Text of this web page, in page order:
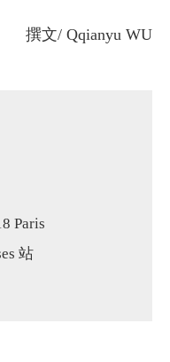
撰文/ Qqianyu WU
Paris
站